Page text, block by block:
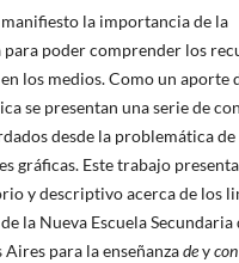
la importancia de la
poder comprender los
los medios. Como un aporte
se presentan una serie de
desde la problemática
gráficas. Este trabajo
y descriptivo acerca de los
la Nueva Escuela Secundaria
para la enseñanzadeycon